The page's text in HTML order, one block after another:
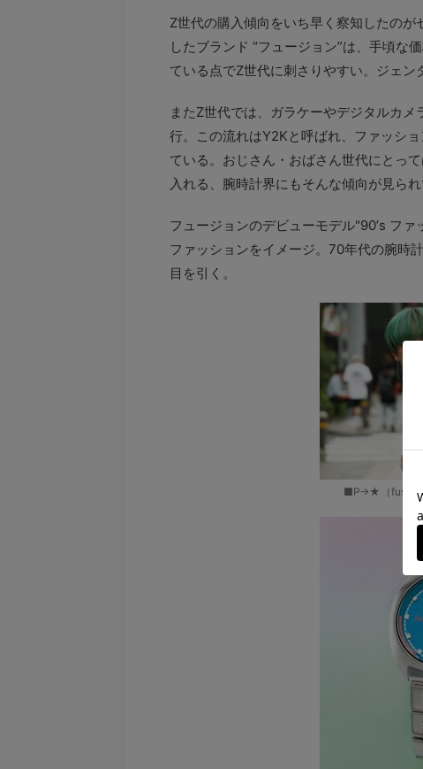
Z世代の購入傾向をいち早く察知したの
したブランド “フュージョン”は、手頃な
ている点でZ世代に刺さりやすい。ジェン
またZ世代では、ガラケーやデジタルカ
行。この流れはY2Kと呼ばれ、ファッシ
ている。おじさん・おばさん世代にとっ
入れる、腕時計界にもそんな傾向が見られ
フュージョンのデビューモデル"90’s フ
ファッションをイメージ。70年代の腕時
目を引く。
■P→★（fusion